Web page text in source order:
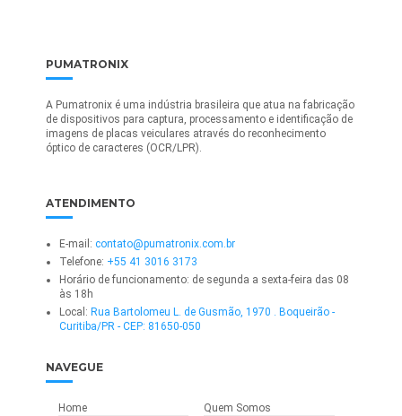
PUMATRONIX
A Pumatronix é uma indústria brasileira que atua na fabricação
de dispositivos para captura, processamento e identificação de
imagens de placas veiculares através do reconhecimento
óptico de caracteres (OCR/LPR).
ATENDIMENTO
E-mail: contato@pumatronix.com.br
Telefone: +55 41 3016 3173
Horário de funcionamento: de segunda a sexta-feira das 08
às 18h
Local: Rua Bartolomeu L. de Gusmão, 1970 . Boqueirão -
Curitiba/PR - CEP: 81650-050
NAVEGUE
Home
Quem Somos